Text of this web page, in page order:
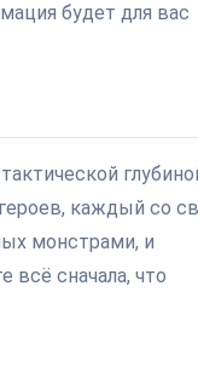
будет для вас
каждый со
монстрами, и
всё сначала, что